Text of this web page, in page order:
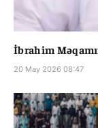
İbrahim
20 May 2026 08:47